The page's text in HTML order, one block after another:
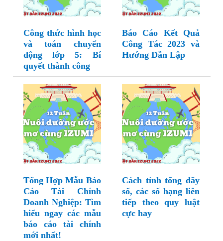
Công thức hình học
và toán chuyển
động lớp 5: Bí
quyết thành công
Báo Cáo Kết Quả
Công Tác 2023 và
Hướng Dẫn Lập
Tổng Hợp Mẫu Báo
Cáo Tài Chính
Doanh Nghiệp: Tìm
hiểu ngay các mẫu
báo cáo tài chính
mới nhất!
Cách tính tổng dãy
số, các số hạng liên
tiếp theo quy luật
cực hay